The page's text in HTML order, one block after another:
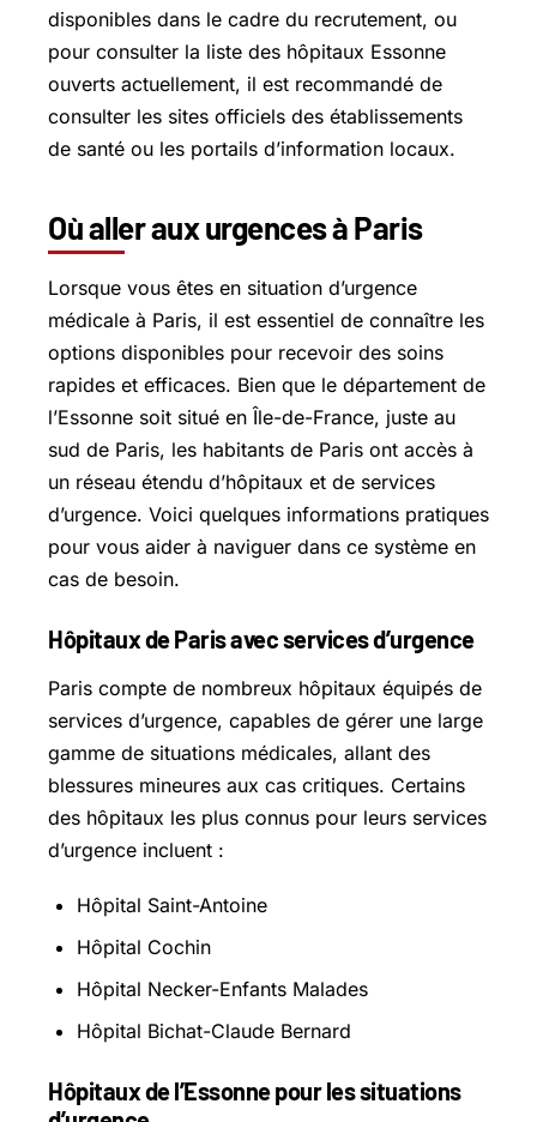
disponibles dans le cadre du recrutement, ou
pour consulter la liste des hôpitaux Essonne
ouverts actuellement, il est recommandé de
consulter les sites officiels des établissements
de santé ou les portails d’information locaux.
Où aller aux urgences à Paris
Lorsque vous êtes en situation d’urgence
médicale à Paris, il est essentiel de connaître les
options disponibles pour recevoir des soins
rapides et efficaces. Bien que le département de
l’Essonne soit situé en Île-de-France, juste au
sud de Paris, les habitants de Paris ont accès à
un réseau étendu d’hôpitaux et de services
d’urgence. Voici quelques informations pratiques
pour vous aider à naviguer dans ce système en
cas de besoin.
Hôpitaux de Paris avec services d’urgence
Paris compte de nombreux hôpitaux équipés de
services d’urgence, capables de gérer une large
gamme de situations médicales, allant des
blessures mineures aux cas critiques. Certains
des hôpitaux les plus connus pour leurs services
d’urgence incluent :
Hôpital Saint-Antoine
Hôpital Cochin
Hôpital Necker-Enfants Malades
Hôpital Bichat-Claude Bernard
Hôpitaux de l’Essonne pour les situations